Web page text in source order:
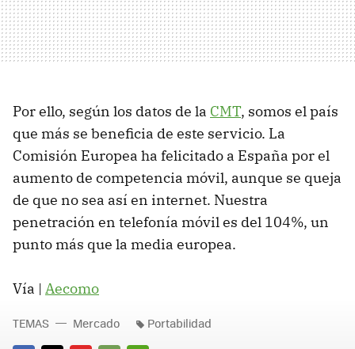
Por ello, según los datos de la CMT, somos el país
que más se beneficia de este servicio. La
Comisión Europea ha felicitado a España por el
aumento de competencia móvil, aunque se queja
de que no sea así en internet. Nuestra
penetración en telefonía móvil es del 104%, un
punto más que la media europea.
Vía | Aecomo
TEMAS Mercado Portabilidad